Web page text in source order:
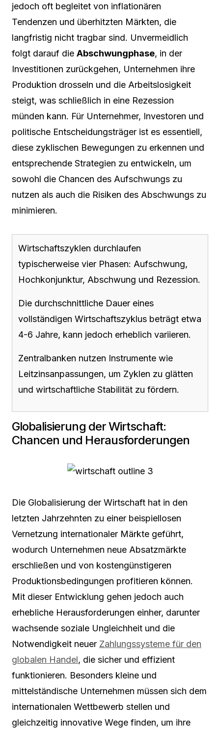
jedoch oft begleitet von inflationären
Tendenzen und überhitzten Märkten, die
langfristig nicht tragbar sind. Unvermeidlich
folgt darauf die Abschwungphase, in der
Investitionen zurückgehen, Unternehmen ihre
Produktion drosseln und die Arbeitslosigkeit
steigt, was schließlich in eine Rezession
münden kann. Für Unternehmer, Investoren und
politische Entscheidungsträger ist es essentiell,
diese zyklischen Bewegungen zu erkennen und
entsprechende Strategien zu entwickeln, um
sowohl die Chancen des Aufschwungs zu
nutzen als auch die Risiken des Abschwungs zu
minimieren.
Wirtschaftszyklen durchlaufen
typischerweise vier Phasen: Aufschwung,
Hochkonjunktur, Abschwung und Rezession.
Die durchschnittliche Dauer eines
vollständigen Wirtschaftszyklus beträgt etwa
4-6 Jahre, kann jedoch erheblich variieren.
Zentralbanken nutzen Instrumente wie
Leitzinsanpassungen, um Zyklen zu glätten
und wirtschaftliche Stabilität zu fördern.
Globalisierung der Wirtschaft:
Chancen und Herausforderungen
Die Globalisierung der Wirtschaft hat in den
letzten Jahrzehnten zu einer beispiellosen
Vernetzung internationaler Märkte geführt,
wodurch Unternehmen neue Absatzmärkte
erschließen und von kostengünstigeren
Produktionsbedingungen profitieren können.
Mit dieser Entwicklung gehen jedoch auch
erhebliche Herausforderungen einher, darunter
wachsende soziale Ungleichheit und die
Notwendigkeit neuer Zahlungssysteme für den
globalen Handel, die sicher und effizient
funktionieren. Besonders kleine und
mittelständische Unternehmen müssen sich dem
internationalen Wettbewerb stellen und
gleichzeitig innovative Wege finden, um ihre